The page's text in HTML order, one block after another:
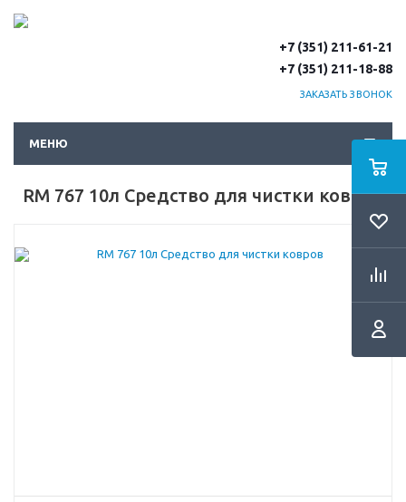
+7 (351) 211-61-21
+7 (351) 211-18-88
ЗАКАЗАТЬ ЗВОНОК
МЕНЮ
RM 767 10л Средство для чистки ковров